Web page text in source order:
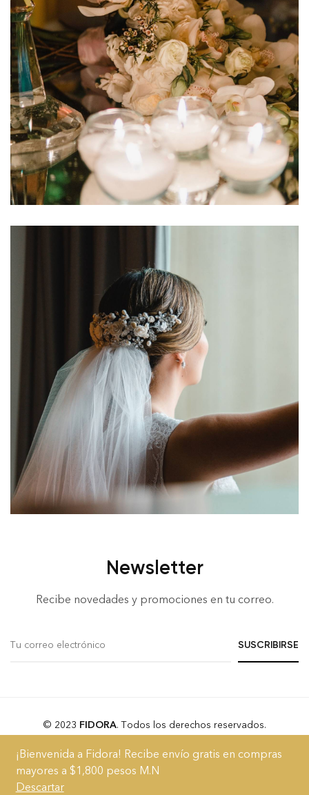
¡Bienvenida a Fidora! Recibe envío gratis en compras
mayores a $1,800 pesos M.N
Descartar
Newsletter
Recibe novedades y promociones en tu correo.
© 2023 FIDORA. Todos los derechos reservados.
AcercaBlogFAQsTérminos y Condiciones Aviso de Privacidad